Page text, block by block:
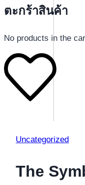
ตะกร้าสินค้า
No products in the
Uncategorized
The